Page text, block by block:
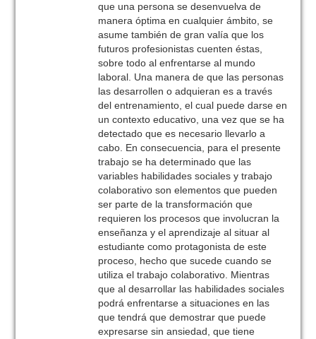
que una persona se desenvuelva de
manera óptima en cualquier ámbito, se
asume también de gran valía que los
futuros profesionistas cuenten éstas,
sobre todo al enfrentarse al mundo
laboral. Una manera de que las personas
las desarrollen o adquieran es a través
del entrenamiento, el cual puede darse en
un contexto educativo, una vez que se ha
detectado que es necesario llevarlo a
cabo. En consecuencia, para el presente
trabajo se ha determinado que las
variables habilidades sociales y trabajo
colaborativo son elementos que pueden
ser parte de la transformación que
requieren los procesos que involucran la
enseñanza y el aprendizaje al situar al
estudiante como protagonista de este
proceso, hecho que sucede cuando se
utiliza el trabajo colaborativo. Mientras
que al desarrollar las habilidades sociales
podrá enfrentarse a situaciones en las
que tendrá que demostrar que puede
expresarse sin ansiedad, que tiene